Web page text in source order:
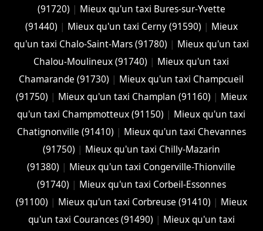
(91720) | Mieux qu'un taxi Bures-sur-Yvette
(91440) | Mieux qu'un taxi Cerny (91590) | Mieux
qu'un taxi Chalo-Saint-Mars (91780) | Mieux qu'un taxi
Chalou-Moulineux (91740) | Mieux qu'un taxi
Chamarande (91730) | Mieux qu'un taxi Champcueil
(91750) | Mieux qu'un taxi Champlan (91160) | Mieux
qu'un taxi Champmotteux (91150) | Mieux qu'un taxi
Chatignonville (91410) | Mieux qu'un taxi Chevannes
(91750) | Mieux qu'un taxi Chilly-Mazarin
(91380) | Mieux qu'un taxi Congerville-Thionville
(91740) | Mieux qu'un taxi Corbeil-Essonnes
(91100) | Mieux qu'un taxi Corbreuse (91410) | Mieux
qu'un taxi Courances (91490) | Mieux qu'un taxi